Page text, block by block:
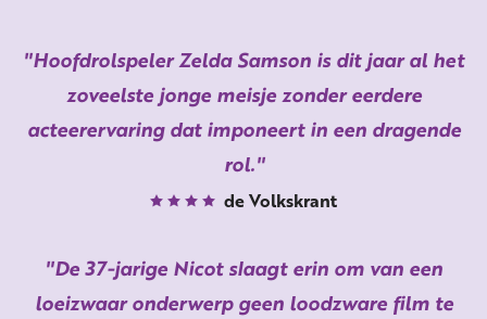
Hoofdrolspeler Zelda Samson is dit jaar al het
zoveelste jonge meisje zonder eerdere
acteerervaring dat imponeert in een dragende
rol.
de Volkskrant
De 37-jarige Nicot slaagt erin om van een
loeizwaar onderwerp geen loodzware film te